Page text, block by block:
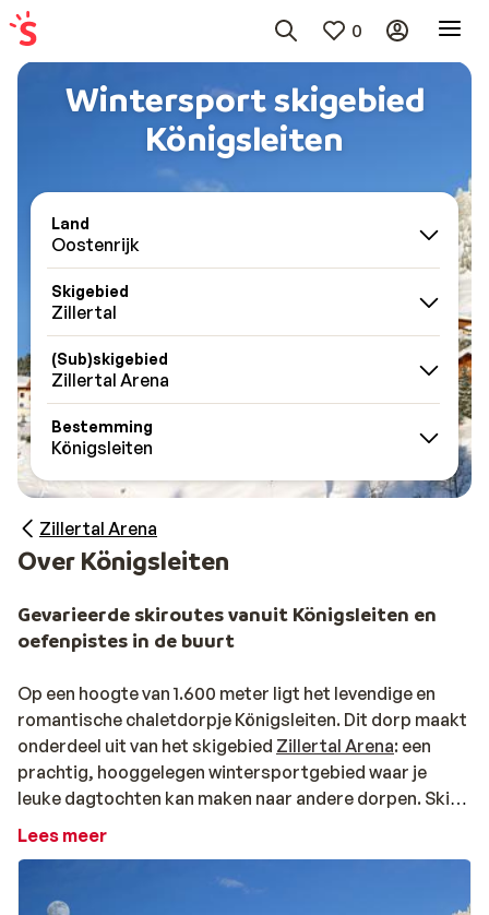
0
Wintersport skigebied
Königsleiten
Land
Oostenrijk
Skigebied
Zillertal
(Sub)skigebied
Zillertal Arena
Bestemming
Königsleiten
Zillertal Arena
Over Königsleiten
Gevarieerde skiroutes vanuit Königsleiten en
oefenpistes in de buurt
Op een hoogte van 1.600 meter ligt het levendige en
romantische chaletdorpje Königsleiten. Dit dorp maakt
onderdeel uit van het skigebied Zillertal Arena: een
prachtig, hooggelegen wintersportgebied waar je
leuke dagtochten kan maken naar andere dorpen. Ski
bijvoorbeeld vanuit Königsleiten via
voornamelijk rode pistes. Voor de echte waaghalzen
zijn er ook routes met meerdere zwarte pistes.
Lees meer